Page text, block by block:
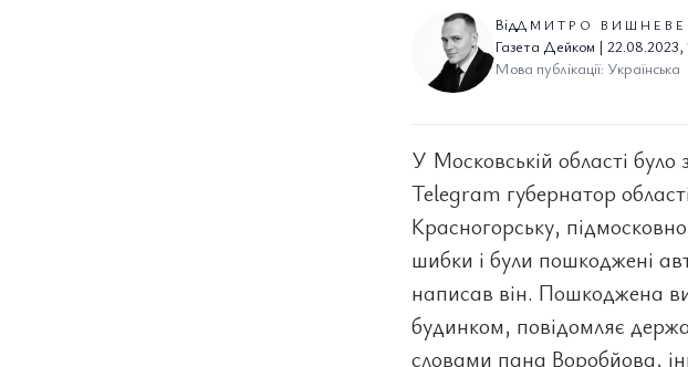
ВідДМИТРО
Газета Дейком |
Мова публікації: Українська
У Московській області було
Telegram губернатор
Красногорську,
шибки і були пошкоджені
написав він. Пошкоджена
будинком, повідомляє
словами пана Воробйова,